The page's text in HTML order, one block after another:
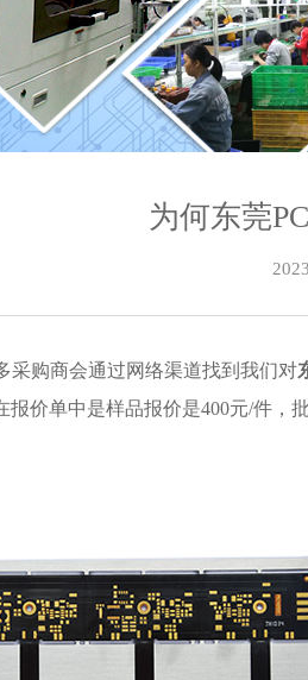
为何东莞
采购商会通过网络渠道找到我们对
报价单中是样品报价是400元/件，